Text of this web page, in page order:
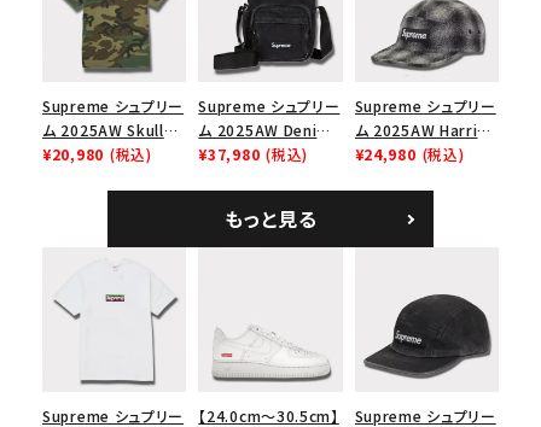
バーHTC フォールカ
Supreme シュプリー
ム 2025AW Skull
Tee スカル Tシャ
¥20,980 (税込)
Supreme シュプリー
ム 2025AW Denim
Shoulder Bag デニ
¥37,980 (税込)
Supreme シュプリー
ム 2025AW Harris
Tweed Camp Cap
¥24,980 (税込)
もっと見る
Supreme シュプリー
【24.0cm～30.5cm】
Supreme シュプリー